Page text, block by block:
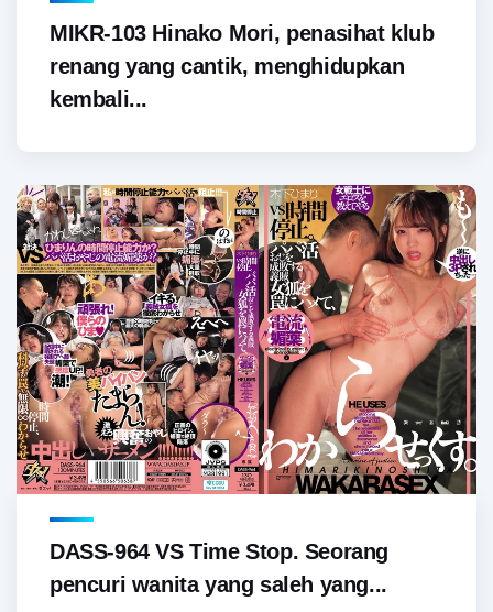
MIKR-103 Hinako Mori, penasihat klub
renang yang cantik, menghidupkan
kembali...
DASS-964 VS Time Stop. Seorang
pencuri wanita yang saleh yang...